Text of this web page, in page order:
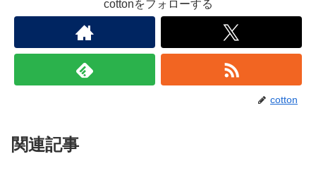
cottonをフォローする
cotton
関連記事